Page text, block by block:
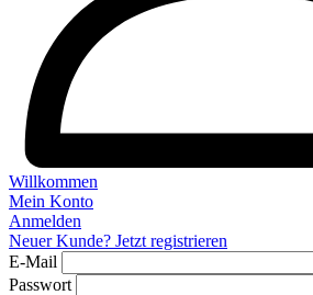
Willkommen
Mein Konto
Anmelden
Neuer Kunde? Jetzt registrieren
E-Mail
Passwort